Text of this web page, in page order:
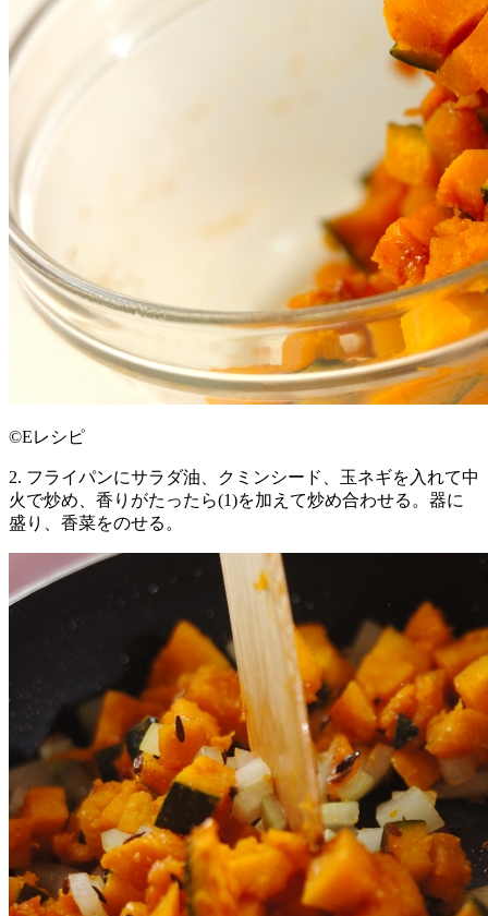
©Eレシピ
2. フライパンにサラダ油、クミンシード、玉ネギを入れて中
火で炒め、香りがたったら(1)を加えて炒め合わせる。器に
盛り、香菜をのせる。